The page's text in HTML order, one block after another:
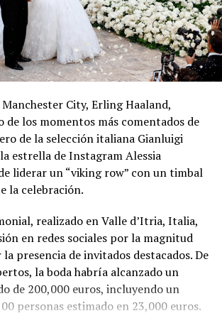
City, Erling Haaland,
los momentos más comentados de
de la selección italiana Gianluigi
estrella de Instagram Alessia
liderar un “viking row” con un timbal
la celebración.
realizado en Valle d’Itria, Italia,
en redes sociales por la magnitud
presencia de invitados destacados. De
la boda habría alcanzado un
de 200,000 euros, incluyendo un
personas estimado en 23,000 euros.